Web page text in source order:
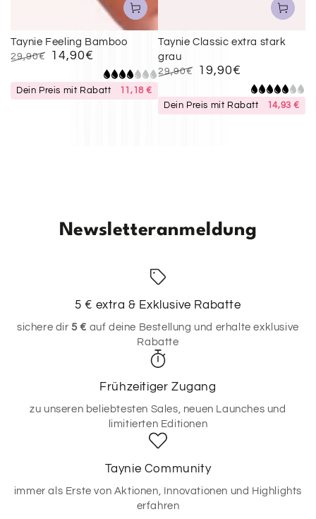
Taynie Feeling Bamboo
Preis
29,90€
Verkaufspreis
14,90€
Dein Preis mit Rabatt 11,18 €
Taynie Classic extra stark
grau
Preis
29,90€
Verkaufspreis
19,90€
Dein Preis mit Rabatt 14,93 €
Newsletteranmeldung
5 € extra & Exklusive Rabatte
sichere dir 5 € auf deine Bestellung und erhalte exklusive
Rabatte
Frühzeitiger Zugang
zu unseren beliebtesten Sales, neuen Launches und
limitierten Editionen
Taynie Community
immer als Erste von Aktionen, Innovationen und Highlights
erfahren